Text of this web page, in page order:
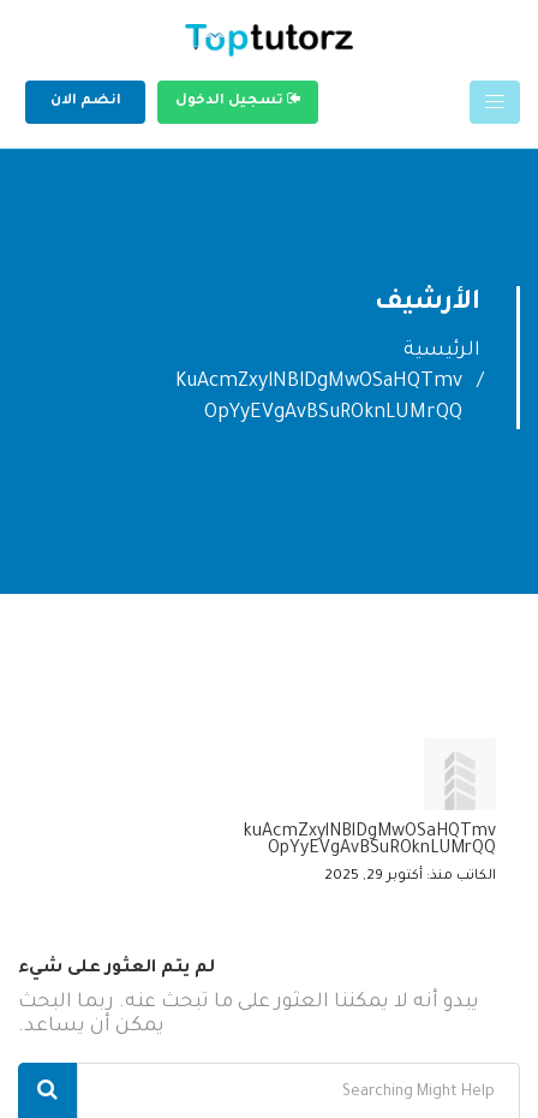
تسجيل الدخول انضم الان
الأرشيف
الرئيسية
KuAcmZxylNBlDgMwOSaHQTmv
OpYyEVgAvBSuROknLUMrQQ
kuAcmZxylNBlDgMwOSaHQTmv
OpYyEVgAvBSuROknLUMrQQ
الكاتب منذ: أكتوبر 29, 2025
لم يتم العثور على شيء
يبدو أنه لا يمكننا العثور على ما تبحث عنه. ربما البحث
يمكن أن يساعد.